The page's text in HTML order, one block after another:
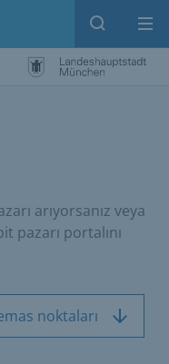
Open
arıyorsanız veya
pazarı portalını
noktaları